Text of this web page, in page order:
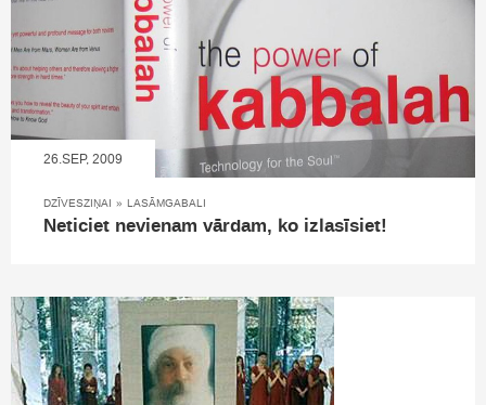
26.SEP, 2009
DZĪVESZIŅAI » LASĀMGABALI
Neticiet nevienam vārdam, ko izlasīsiet!